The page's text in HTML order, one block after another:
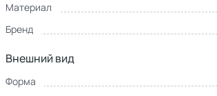
Материал
Бренд
Внешний вид
Форма